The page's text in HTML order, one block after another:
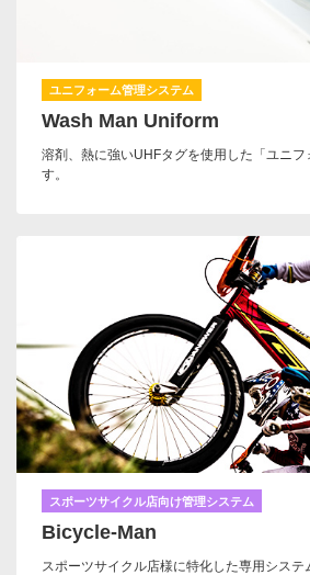
ユニフォーム管理システム
Wash Man Uniform
溶剤、熱に強いUHFタグを使用した「ユニ
す。
スポーツサイクル店向け管理システム
Bicycle-Man
スポーツサイクル店様に特化した専用システ